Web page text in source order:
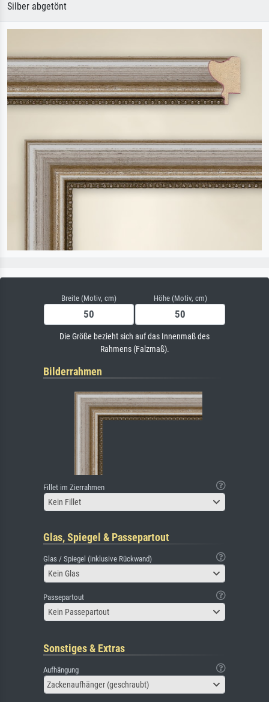
Silber abgetönt
Breite (Motiv, cm) Höhe (Motiv, cm)
Die Größe bezieht sich auf das Innenmaß des
Rahmens (Falzmaß).
Bilderrahmen
Fillet im Zierrahmen
Kein Fillet
Glas, Spiegel & Passepartout
Glas / Spiegel (inklusive Rückwand)
Kein Glas
Passepartout
Kein Passepartout
Sonstiges & Extras
Aufhängung
Zackenaufhänger (geschraubt)